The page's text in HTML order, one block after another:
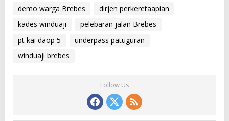
demo warga Brebes
dirjen perkeretaapian
kades winduaji
pelebaran jalan Brebes
pt kai daop 5
underpass patuguran
winduaji brebes
Follow Us